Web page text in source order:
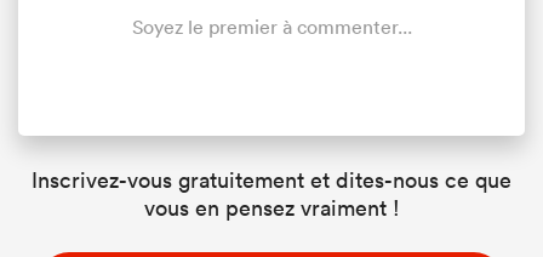
Soyez le premier à commenter...
Inscrivez-vous gratuitement et dites-nous ce que
vous en pensez vraiment !